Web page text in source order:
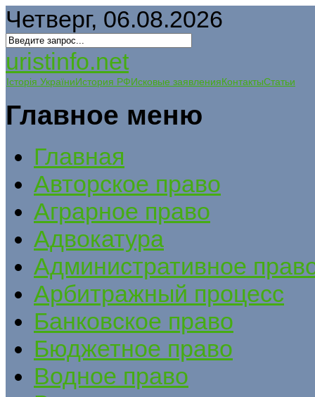
Четверг, 06.08.2026
uristinfo.net
Історія УкраїниИстория РФИсковые заявленияКонтактыСтатьи
Главное меню
Главная
Авторское право
Аграрное право
Адвокатура
Административное
Арбитражный процесс
Банковское право
Бюджетное право
Водное право